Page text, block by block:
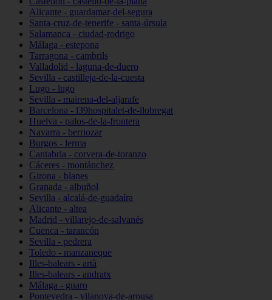
Alicante - guardamar-del-segura
Santa-cruz-de-tenerife - santa-úrsula
Salamanca - ciudad-rodrigo
Málaga - estepona
Tarragona - cambrils
Valladolid - laguna-de-duero
Sevilla - castilleja-de-la-cuesta
Lugo - lugo
Sevilla - mairena-del-aljarafe
Barcelona - l39hospitalet-de-llobregat
Huelva - palos-de-la-frontera
Navarra - berriozar
Burgos - lerma
Cantabria - corvera-de-toranzo
Cáceres - montánchez
Girona - blanes
Granada - albuñol
Sevilla - alcalá-de-guadaíra
Alicante - altea
Madrid - villarejo-de-salvanés
Cuenca - tarancón
Sevilla - pedrera
Toledo - manzaneque
Illes-balears - artà
Illes-balears - andratx
Málaga - guaro
Pontevedra - vilanova-de-arousa